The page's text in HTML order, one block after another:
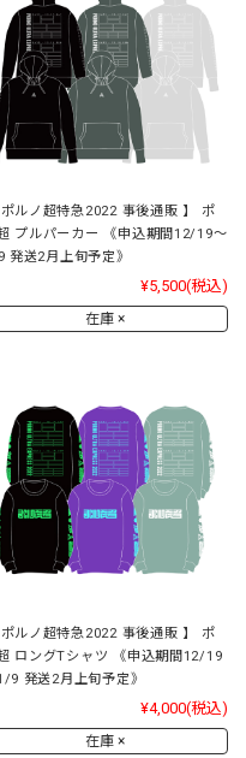
ポルノ超特急2022 事後通販 】 ポ
プルパーカー 《申込期間12/19～
発送2月上旬予定》
¥5,500(税込)
在庫 ×
ポルノ超特急2022 事後通販 】 ポ
ロングTシャツ 《申込期間12/19
9 発送2月上旬予定》
¥4,000(税込)
在庫 ×